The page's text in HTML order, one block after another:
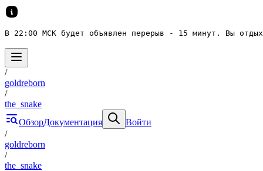
В 22:00 МСК будет объявлен перерыв - 15 минут. Вы
/
goldreborn
/
the_snake
ОбзорДокументация
Войти
/
goldreborn
/
the_snake